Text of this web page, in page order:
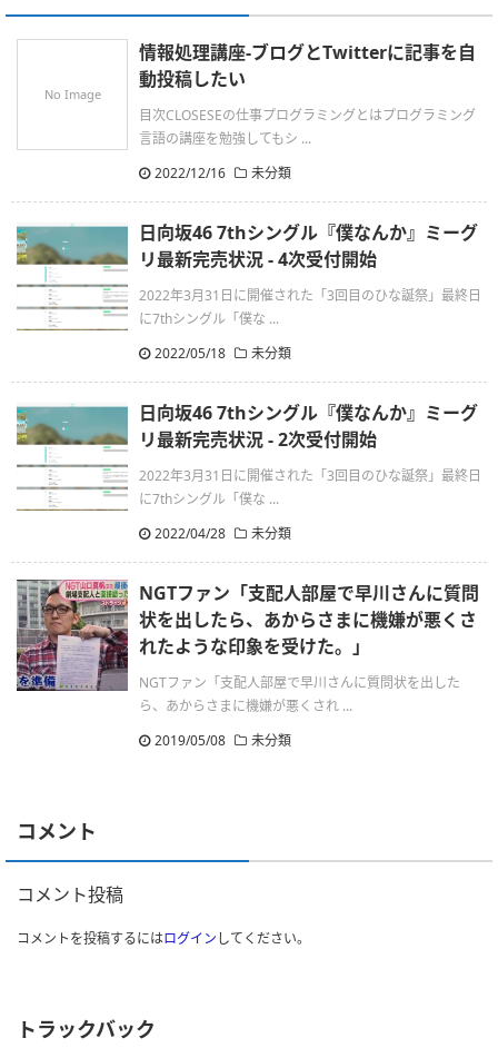
No Image
情報処理講座-ブログとTwitterに記事を自
動投稿したい
目次CLOSESEの仕事プログラミングとはプログラミング
言語の講座を勉強してもシ ...
2022/12/16
未分類
日向坂46 7thシングル『僕なんか』ミーグ
リ最新完売状況 - 4次受付開始
2022年3月31日に開催された「3回目のひな誕祭」最終日
に7thシングル「僕な ...
2022/05/18
未分類
日向坂46 7thシングル『僕なんか』ミーグ
リ最新完売状況 - 2次受付開始
2022年3月31日に開催された「3回目のひな誕祭」最終日
に7thシングル「僕な ...
2022/04/28
未分類
NGTファン「支配人部屋で早川さんに質問
状を出したら、あからさまに機嫌が悪くさ
れたような印象を受けた。」
NGTファン「支配人部屋で早川さんに質問状を出した
ら、あからさまに機嫌が悪くされ ...
2019/05/08
未分類
コメント
コメント投稿
コメントを投稿するにはログインしてください。
トラックバック